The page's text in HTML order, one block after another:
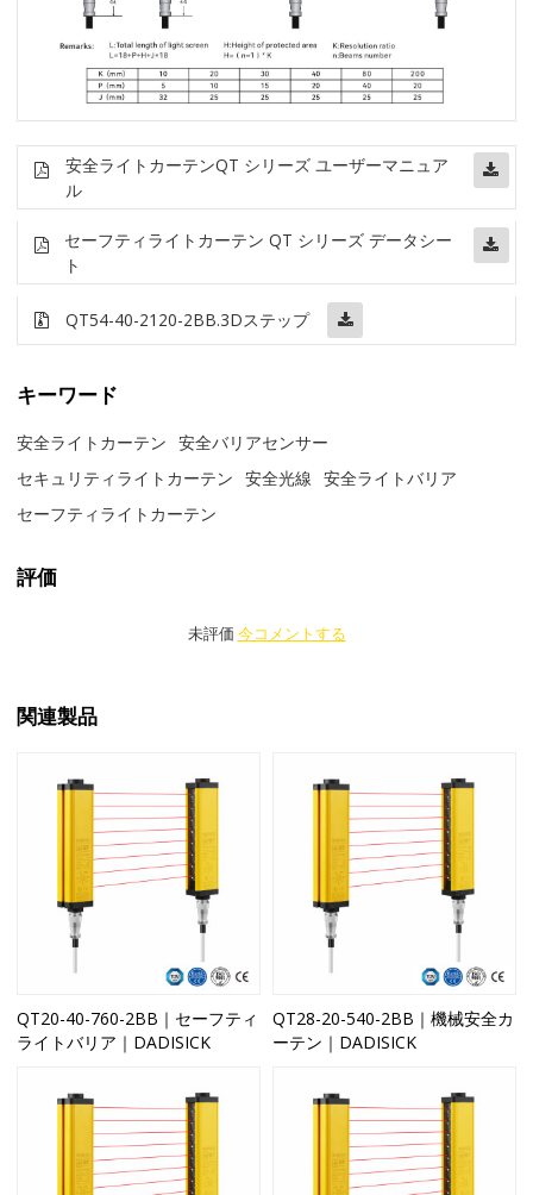
安全ライトカーテンQT シリーズ ユーザーマニュア
ル
セーフティライトカーテン QT シリーズ データシー
ト
QT54-40-2120-2BB.3Dステップ
キーワード
安全ライトカーテン
安全バリアセンサー
セキュリティライトカーテン
安全光線
安全ライトバリア
セーフティライトカーテン
評価
未評価 今コメントする
関連製品
QT20-40-760-2BB｜セーフティ
ライトバリア｜DADISICK
QT28-20-540-2BB｜機械安全カ
ーテン｜DADISICK